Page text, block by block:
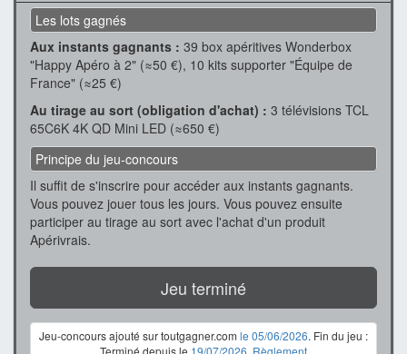
Les lots gagnés
Aux instants gagnants : 39 box apéritives Wonderbox
"Happy Apéro à 2" (≈50 €), 10 kits supporter "Équipe de
France" (≈25 €)
Au tirage au sort (obligation d'achat) : 3 télévisions TCL
65C6K 4K QD Mini LED (≈650 €)
Principe du jeu-concours
Il suffit de s'inscrire pour accéder aux instants gagnants.
Vous pouvez jouer tous les jours. Vous pouvez ensuite
participer au tirage au sort avec l'achat d'un produit
Apérivrais.
Jeu terminé
Jeu-concours ajouté sur toutgagner.com le 05/06/2026. Fin du jeu :
Terminé depuis le 19/07/2026. Règlement